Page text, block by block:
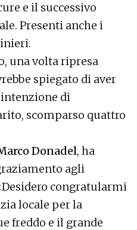
e il successivo
Presenti anche i
una volta ripresa
spiegato di aver
di
scomparso quattro
Donadel, ha
agli
congratularmi
locale per la
freddo e il grande